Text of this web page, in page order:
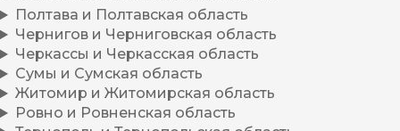
Полтава и Полтавская область
Чернигов и Черниговская область
Черкассы и Черкасская область
Сумы и Сумская область
Житомир и Житомирская область
Ровно и Ровненская область